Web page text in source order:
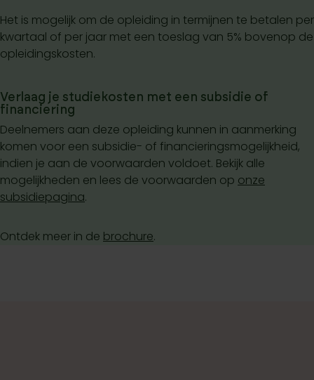
Het is mogelijk om de opleiding in termijnen te betalen per
kwartaal of per jaar met een toeslag van 5% bovenop de
opleidingskosten.
Verlaag je studiekosten met een subsidie of
financiering
Deelnemers aan deze opleiding kunnen in aanmerking
komen voor een subsidie- of financieringsmogelijkheid,
indien je aan de voorwaarden voldoet. Bekijk alle
mogelijkheden en lees de voorwaarden op onze
subsidiepagina.
Ontdek meer in de brochure.